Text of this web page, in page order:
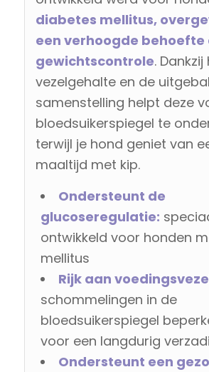
diabetes mellitus,
een verhoogde behoefte
gewichtscontrole.
vezelgehalte en de
samenstelling helpt deze
bloedsuikerspiegel te
terwijl je hond geniet van
maaltijd met kip.
Ondersteunt de
glucoseregulatie:
ontwikkeld voor honden
mellitus
Rijk aan
schommelingen in de
bloedsuikerspiegel
voor een langdurig
Ondersteunt een